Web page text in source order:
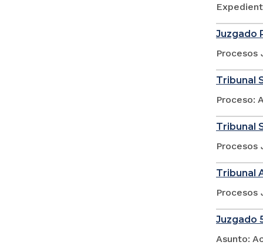
Juzgado
Procesos
Tribunal
Proceso:
Tribunal
Procesos
Tribunal
Procesos
Juzgado
Asunto: